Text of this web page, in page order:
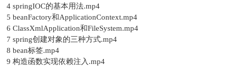
4 springIOC的基本用法.mp4
5 beanFactory和ApplicationContext.mp4
6 ClassXmlApplication和FileSystem.mp4
7 spring创建对象的三种方式.mp4
8 bean标签.mp4
9 构造函数实现依赖注入.mp4